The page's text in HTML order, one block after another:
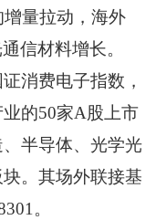
量拉动，海外
信材料增长。
消费电子指数，
的50家A股上市
半导体、光学光
。其场外联接基
。